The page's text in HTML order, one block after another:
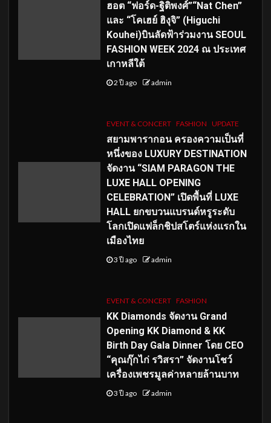
ฮอต “ฟอร์ด-ฐิติพงศ์”“Nat Chen”
และ “โคเฮย์ ฮิงุจิ” (Higuchi
Kouhei)บินลัดฟ้าร่วมงาน SEOUL
FASHION WEEK 2024 ณ ประเทศ
เกาหลีใต้
2 ปี ago admin
EVENT & CONCERT FASHION UPDATE
สยามพารากอน ครองความเป็นที่
หนึ่งของ LUXURY DESTINATION
จัดงาน “SIAM PARAGON THE
LUXE HALL OPENING
CELEBRATION” เปิดพื้นที่ LUXE
HALL ยกขบวนแบรนด์หรูระดับ
โลกเปิดแฟล็กชิปสโตร์แห่งแรกใน
เมืองไทย
3 ปี ago admin
EVENT & CONCERT FASHION
KK Diamonds จัดงาน Grand
Opening KK Diamond & KK
Birth Day Gala Dinner โดย CEO
“คุณกุ๊กไก่ รวิสรา” จัดงานโชว์
เครื่องเพชรมูลค่าหลายล้านบาท
3 ปี ago admin